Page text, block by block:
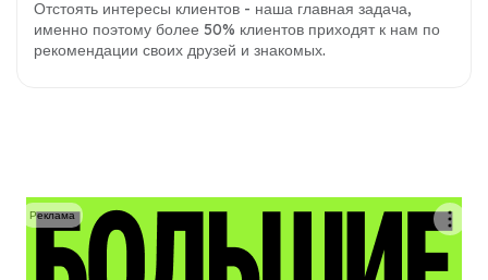
Отстоять интересы клиентов - наша главная задача,
именно поэтому более 50% клиентов приходят к нам по
рекомендации своих друзей и знакомых.
Реклама